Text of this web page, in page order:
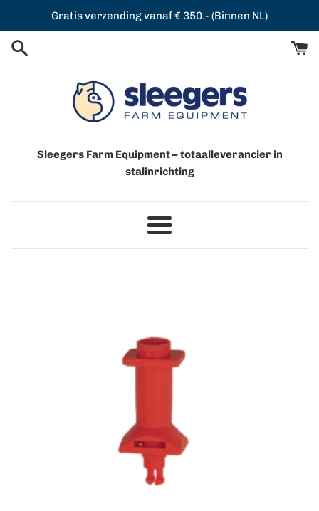
de
content
Gratis verzending vanaf € 350.- (Binnen NL)
Sleegers Farm Equipment – totaalleverancier in
stalinrichting
Menu